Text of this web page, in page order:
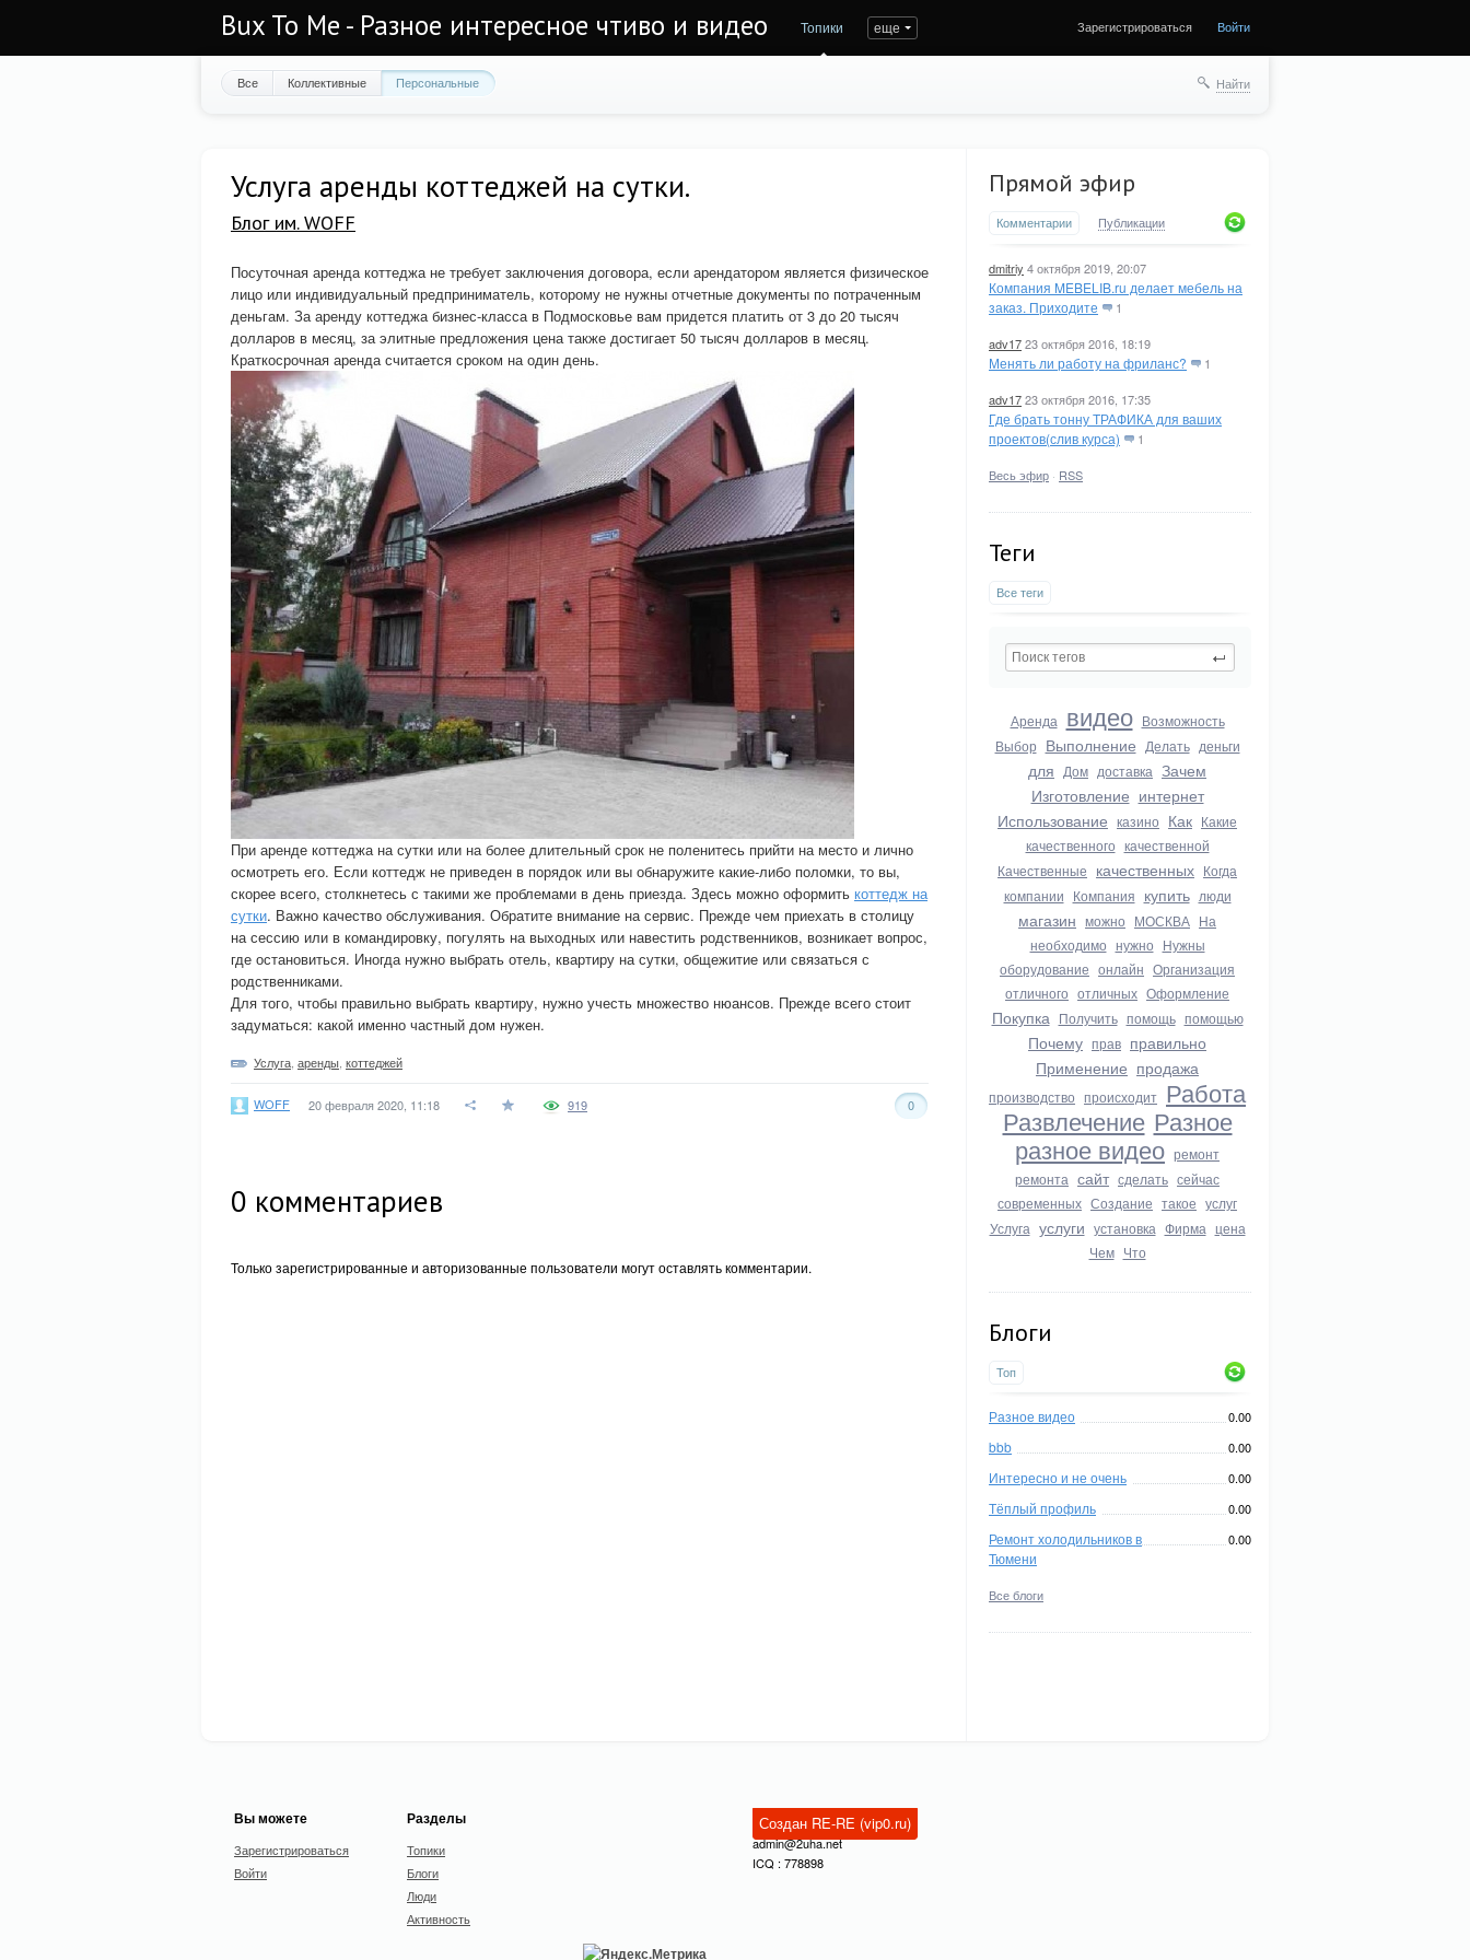
Bux To Me - Разное интересное чтиво и видео Топики еще Зарегистрироваться Войти
Все Коллективные Персональные Найти
Прямой эфир
Комментарии Публикации
dmitriy 4 октября 2019, 20:07
Компания MEBELIB.ru делает мебель на
заказ. Приходите
1
adv1723 октября 2016, 18:19
Менять ли работу на фриланс? 1
adv1723 октября 2016, 17:35
Где брать тонну ТРАФИКА для ваших
проектов(слив курса)
1
Весь эфир · RSS
Теги
Все теги
Аренда видео Возможность
Выбор Выполнение Делать деньги
для Дом доставка Зачем
Изготовление интернет
Использование казино Как Какие
качественного качественной
Качественные качественных Когда
компании Компания купить люди
магазин можно МОСКВА На
необходимо нужно Нужны
оборудование онлайн Организация
отличного отличных Оформление
Покупка Получить помощь помощью
Почему прав правильно
Применение продажа
производство происходит Работа
Развлечение Разное
разное видео ремонт
ремонта сайт сделать сейчас
современных Создание такое услуг
Услуга услуги установка Фирма цена
Чем Что
Блоги
Топ
Разное видео 0.00
bbb 0.00
Интересно и не очень 0.00
Тёплый профиль 0.00
Ремонт холодильников в
Тюмени
0.00
Все блоги
Услуга аренды коттеджей на сутки.
Блог им. WOFF
Посуточная аренда коттеджа не требует заключения договора, если арендатором является физическое
лицо или индивидуальный предприниматель, которому не нужны отчетные документы по потраченным
деньгам. За аренду коттеджа бизнес-класса в Подмосковье вам придется платить от 3 до 20 тысяч
долларов в месяц, за элитные предложения цена также достигает 50 тысяч долларов в месяц.
Краткосрочная аренда считается сроком на один день.
При аренде коттеджа на сутки или на более длительный срок не поленитесь прийти на место и лично
осмотреть его. Если коттедж не приведен в порядок или вы обнаружите какие-либо поломки, то вы,
скорее всего, столкнетесь с такими же проблемами в день приезда. Здесь можно оформить коттедж на
сутки. Важно качество обслуживания. Обратите внимание на сервис. Прежде чем приехать в столицу
на сессию или в командировку, погулять на выходных или навестить родственников, возникает вопрос,
где остановиться. Иногда нужно выбрать отель, квартиру на сутки, общежитие или связаться с
родственниками.
Для того, чтобы правильно выбрать квартиру, нужно учесть множество нюансов. Прежде всего стоит
задуматься: какой именно частный дом нужен.
Услуга аренды коттеджей
WOFF 20 февраля 2020, 11:18 0
919
0 комментариев
Только зарегистрированные и авторизованные пользователи могут оставлять комментарии.
Вы можете
Зарегистрироваться
Войти
Разделы
Топики
Блоги
Люди
Активность
Создан RE-RE (vip0.ru)
admin@2uha.net
ICQ : 778898